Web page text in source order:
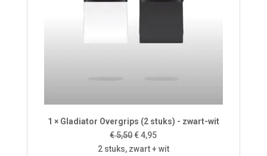
1 × Gladiator Overgrips (2 stuks) - zwart-wit
€5,50Oorspronkelijke
prijs
€4,95Huidige
prijs
2 stuks, zwart + wit